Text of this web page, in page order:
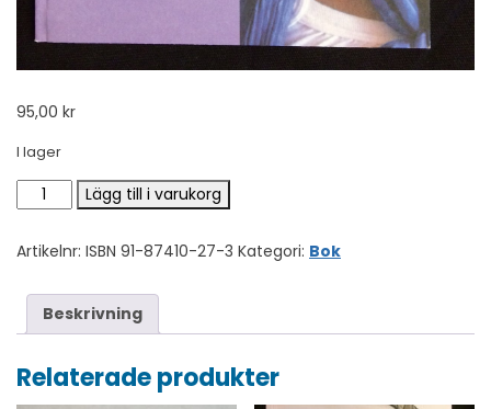
95,00 kr
I lager
Ääni kirkonmaanjuurelta mängd
Lägg till i varukorg
Artikelnr: ISBN 91-87410-27-3 Kategori: Bok
Beskrivning
Relaterade produkter